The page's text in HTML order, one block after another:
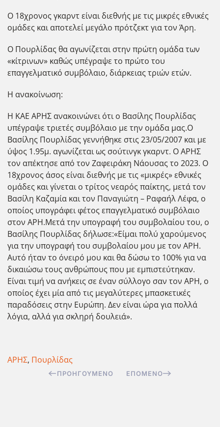
Ο 18χρονος γκαρντ είναι διεθνής με τις μικρές εθνικές
ομάδες και αποτελεί μεγάλο πρότζεκτ για τον Άρη.
Ο Πουρλίδας θα αγωνίζεται στην πρώτη ομάδα των
«κίτρινων» καθώς υπέγραψε το πρώτο του
επαγγελματικό συμβόλαιο, διάρκειας τριών ετών.
Η ανακοίνωση:
Η ΚΑΕ ΑΡΗΣ ανακοινώνει ότι ο Βασίλης Πουρλίδας
υπέγραψε τριετές συμβόλαιο με την ομάδα μας.Ο
Βασίλης Πουρλίδας γεννήθηκε στις 23/05/2007 και με
ύψος 1.95μ. αγωνίζεται ως σούτινγκ γκαρντ. Ο ΑΡΗΣ
τον απέκτησε από τον Ζαφειράκη Νάουσας το 2023. Ο
18χρονος άσος είναι διεθνής με τις «μικρές» εθνικές
ομάδες και γίνεται ο τρίτος νεαρός παίκτης, μετά τον
Βασίλη Καζαμία και τον Παναγιώτη – Ραφαήλ Λέφα, ο
οποίος υπογράφει φέτος επαγγελματικό συμβόλαιο
στον ΑΡΗ.Μετά την υπογραφή του συμβολαίου του, ο
Βασίλης Πουρλίδας δήλωσε:«Είμαι πολύ χαρούμενος
για την υπογραφή του συμβολαίου μου με τον ΑΡΗ.
Αυτό ήταν το όνειρό μου και θα δώσω το 100% για να
δικαιώσω τους ανθρώπους που με εμπιστεύτηκαν.
Είναι τιμή να ανήκεις σε έναν σύλλογο σαν τον ΑΡΗ, ο
οποίος έχει μία από τις μεγαλύτερες μπασκετικές
παραδόσεις στην Ευρώπη. Δεν είναι ώρα για πολλά
λόγια, αλλά για σκληρή δουλειά».
ΑΡΗΣ, Πουρλίδας
ΠΡΟΗΓΟΎΜΕΝΟ ΕΠΌΜΕΝΟ